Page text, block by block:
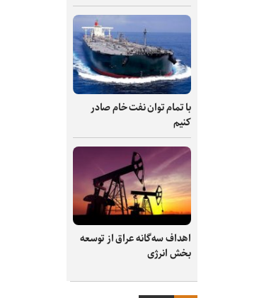
با تمام توان نفت خام صادر
کنیم
اهداف سه‌گانه عراق از توسعه
بخش انرژی